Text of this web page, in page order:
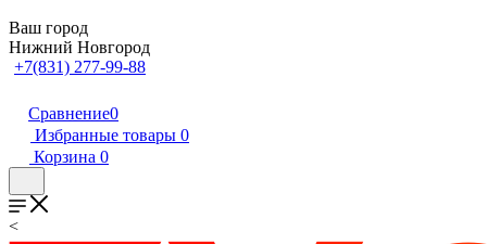
Ваш город
Нижний Новгород
+7(831) 277-99-88
Сравнение0
Избранные товары 0
Корзина 0
<